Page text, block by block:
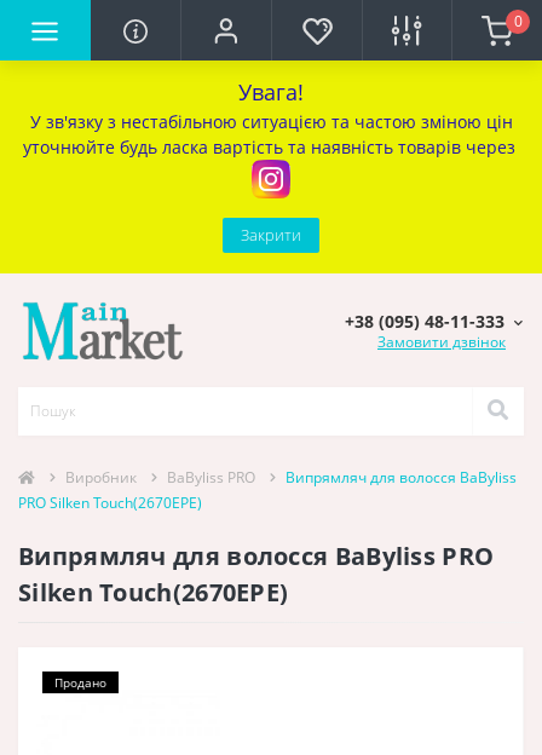
Увага!
У зв'язку з нестабільною ситуацією та частою зміною цін
уточнюйте будь ласка вартість та наявність товарів через
Закрити
0
+38 (095) 48-11-333
Замовити дзвінок
Виробник BaByliss PRO
Випрямляч для волосся BaByliss
PRO Silken Touch(2670EPE)
Випрямляч для волосся BaByliss PRO
Silken Touch(2670EPE)
Продано